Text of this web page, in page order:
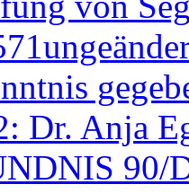
Dr. Anja
90/